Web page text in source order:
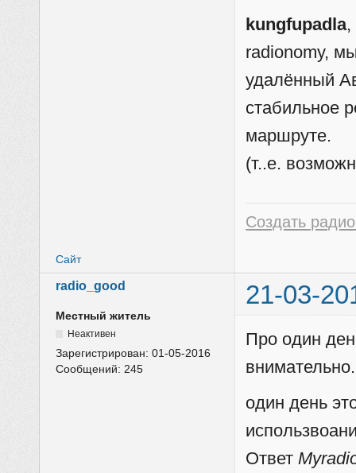
kungfupadla,
radionomy,
удалённый
стабильное
маршруте.
(т..е.
Создать
Сайт
radio_good 21-03-
Местный житель
Неактивен
Зарегистрирован:01-05-2016
Сообщений:245
Про один
внимательно.
один день
Ответ